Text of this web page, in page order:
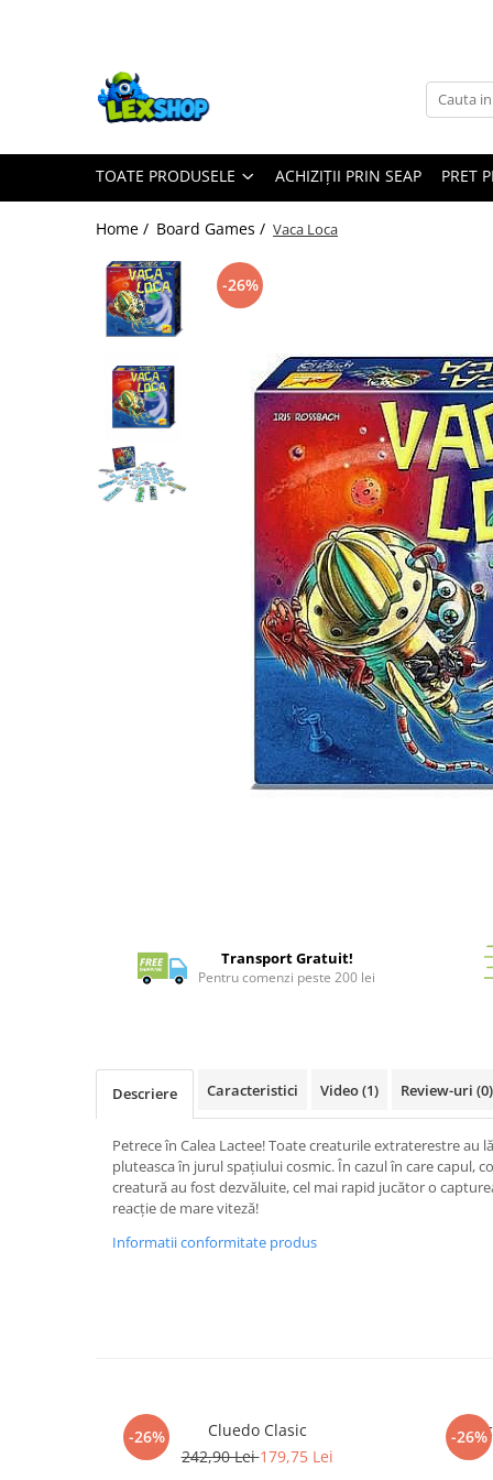
Toate Produsele
Board Games
Board Games
Extensii card games
Jocuri pentru toata familia
Jocuri pentru copii
Puzzle-uri logice
Jocuri cu miniaturi
Alte produse Hobby
Studio Ghibli/My Neighbor
Totoro/Kiki etc
TOATE PRODUSELE ACHIZIȚII PRIN SEAP PRET
Home / Board Games / Vaca Loca
-26%
Transport Gratuit!
Pentru comenzi peste 200 lei
Descriere Caracteristici Video(1) Review-uri (0)
Petrece în Calea Lactee! Toate creaturile extraterestre au
pluteasca în jurul spațiului cosmic. În cazul în care capul,
creatură au fost dezvăluite, cel mai rapid jucător o
reacție de mare viteză!
Informatii conformitate produs
-26%
Cluedo Clasic
242,90 Lei179,75 Lei
-26%